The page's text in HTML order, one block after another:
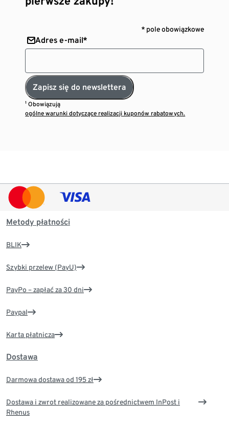
* pole obowiązkowe
Adres e-mail*
Zapisz się do newslettera
¹ Obowiązują
ogólne warunki dotyczące realizacji kuponów rabatowych.
Metody płatności
BLIK
Szybki przelew (PayU)
PayPo – zapłać za 30 dni
Paypal
Karta płatnicza
Dostawa
Darmowa dostawa od 195 zł
Dostawa i zwrot realizowane za pośrednictwem InPost i
Rhenus